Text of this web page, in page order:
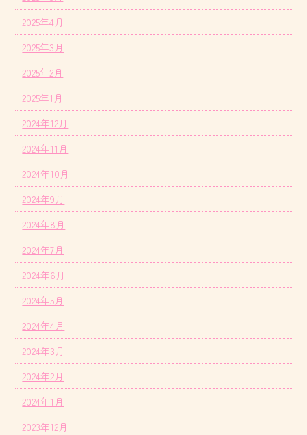
2025年4月
2025年3月
2025年2月
2025年1月
2024年12月
2024年11月
2024年10月
2024年9月
2024年8月
2024年7月
2024年6月
2024年5月
2024年4月
2024年3月
2024年2月
2024年1月
2023年12月